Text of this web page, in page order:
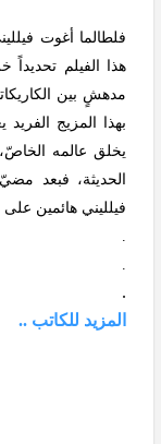
فلطالما أغوت
هذا الفيلم تحديداً
مدهشٍ بين
بهذا المزيج
يخلق عالمه
الحديثة، فبعد
فيلليني هائمين
.
المزيد للكاتب ..